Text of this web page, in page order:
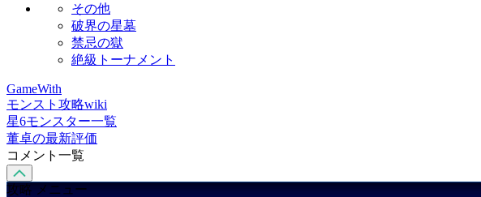
その他
破界の星墓
禁忌の獄
絶級トーナメント
GameWith
モンスト攻略wiki
星6モンスター一覧
董卓の最新評価
コメント一覧
攻略 メニュー